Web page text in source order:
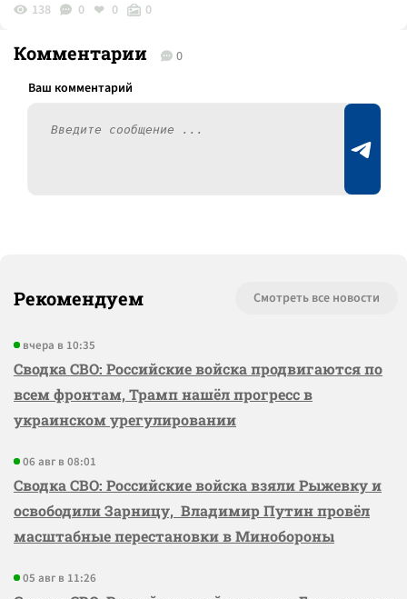
138 0 0 0
Комментарии 0
Рекомендуем Смотреть все новости
вчера в 10:35
Сводка СВО: Российские войска продвигаются по
всем фронтам, Трамп нашёл прогресс в
украинском урегулировании
06 авг в 08:01
Сводка СВО: Российские войска взяли Рыжевку и
освободили Зарницу, Владимир Путин провёл
масштабные перестановки в Минобороны
05 авг в 11:26